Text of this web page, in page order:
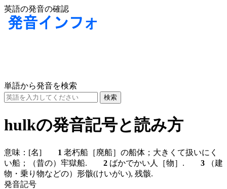
英語の発音の確認
単語から発音を検索
hulkの発音記号と読み方
意味： [名] 1 老朽船［廃船］の船体；大きくて扱いにく
い船；（昔の）牢獄船. 2 ばかでかい人［物］. 3 （建
物・乗り物などの）形骸(けいがい), 残骸.
発音記号